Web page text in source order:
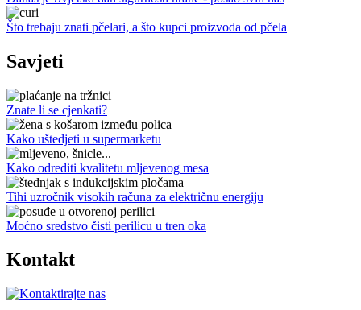
Što trebaju znati pčelari, a što kupci proizvoda od pčela
Savjeti
Znate li se cjenkati?
Kako uštedjeti u supermarketu
Kako odrediti kvalitetu mljevenog mesa
Tihi uzročnik visokih računa za električnu energiju
Moćno sredstvo čisti perilicu u tren oka
Kontakt